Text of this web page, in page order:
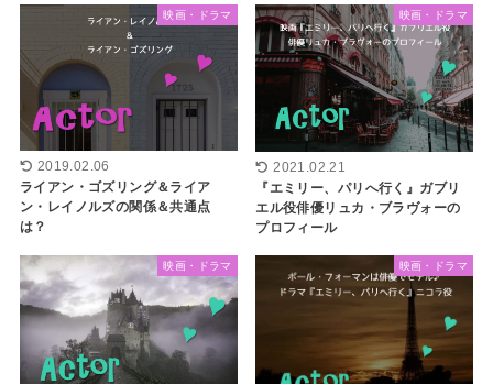
映画・ドラマ
2019.02.06
ライアン・ゴズリング＆ライア
ン・レイノルズの関係＆共通点
は？
映画・ドラマ
2021.02.21
『エミリー、パリへ行く』ガブリ
エル役俳優リュカ・ブラヴォーの
プロフィール
映画・ドラマ 映画・ドラマ